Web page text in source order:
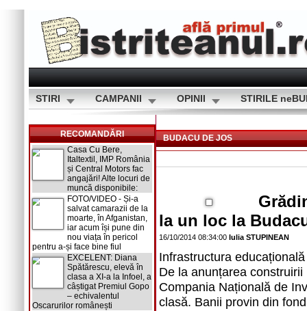
STIRI CAMPANII OPINII STIRILE
RECOMANDĂRI
Casa Cu Bere,
Italtextil, IMP România
și Central Motors fac
angajări! Alte locuri de
muncă disponibile:
FOTO/VIDEO - Și-a
salvat camarazii de la
moarte, în Afganistan,
iar acum își pune din
nou viața în pericol
pentru a-și face bine fiul
EXCELENT: Diana
Spătărescu, elevă în
clasa a XI-a la Infoel, a
câștigat Premiul Gopo
– echivalentul
Oscarurilor românești
BUDACU DE JOS
la un loc la
16/10/2014 08:34:00 Iulia STUPINEAN
Infrastructura
De la anunțarea
Compania Națională de
clasă. Banii provin din